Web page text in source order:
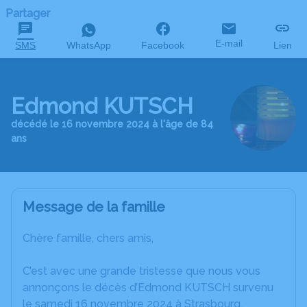
Partager
SMS WhatsApp Facebook E-mail Lien
Edmond KUTSCH
décédé le 16 novembre 2024 à l'âge de 84
ans
Message de la famille
Chère famille, chers amis,
C’est avec une grande tristesse que nous vous
annonçons le décès d’Edmond KUTSCH survenu
le samedi 16 novembre 2024 à Strasbourg.